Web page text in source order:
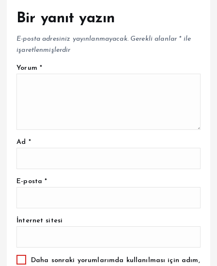
Bir yanıt yazın
E-posta adresiniz yayınlanmayacak. Gerekli alanlar *ile
işaretlenmişlerdir
Yorum *
Ad *
E-posta*
İnternet sitesi
Daha sonraki yorumlarımda kullanılması için adım,